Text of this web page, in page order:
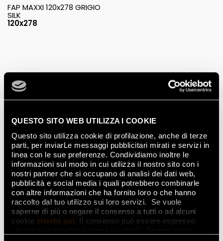
QUESTO SITO WEB UTILIZZA I COOKIE
Questo sito utilizza cookie di profilazione, anche di terze
parti, per inviarLe messaggi pubblicitari mirati e servizi in
linea con le sue preferenze. Condividiamo inoltre le
informazioni sul modo in cui utilizza il nostro sito con i
nostri partner che si occupano di analisi dei dati web,
pubblicità e social media i quali potrebbero combinarle
con altre informazioni che ha fornito loro o che hanno
raccolto dal tuo utilizzo sui loro servizi. Se vuole
saperne di più o negare il consenso a tutti o ad alcuni
cookie clicchi qui. Il consenso può essere espresso
FAP MAXXI 120x278 GRIGIO
SILK
120x278